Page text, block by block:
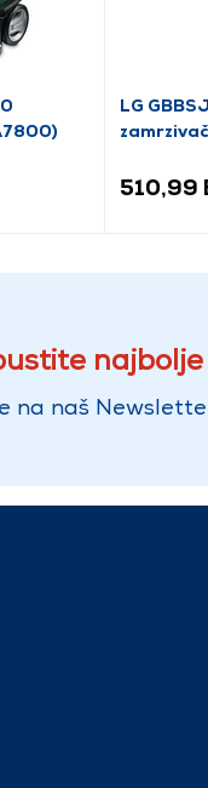
LG
510,99
najbolje
na naš